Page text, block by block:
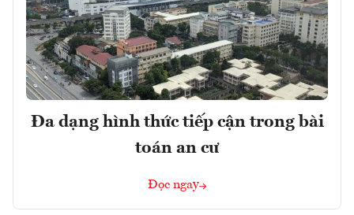
Đa dạng hình thức tiếp cận trong bài
toán an cư
Đọc ngay